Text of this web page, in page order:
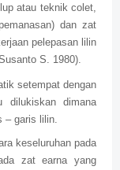
atau teknik colet,
dan zat
pelepasan lilin
S. 1980).
setempat dengan
dilukiskan dimana
– garis lilin.
keseluruhan pada
zat earna yang